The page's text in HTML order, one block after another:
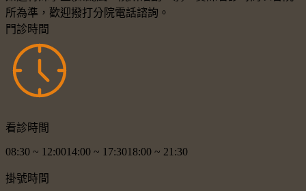
所為準，歡迎撥打分院電話諮詢。
門診時間
看診時間
08:30 ~ 12:0014:00 ~ 17:3018:00 ~ 21:30
掛號時間